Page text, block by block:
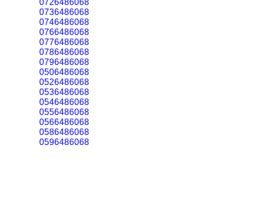
0726486068
0736486068
0746486068
0766486068
0776486068
0786486068
0796486068
0506486068
0526486068
0536486068
0546486068
0556486068
0566486068
0586486068
0596486068